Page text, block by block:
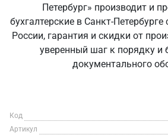
Петербург» производит и
бухгалтерские в
России, гарантия и скидки от
уверенный шаг к порядку и
документального
Код
Артикул